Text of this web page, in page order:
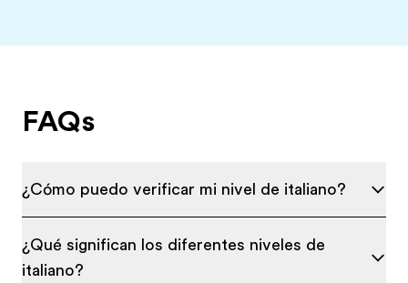
FAQs
¿Cómo puedo verificar mi nivel de italiano?
¿Qué significan los diferentes niveles de
italiano?